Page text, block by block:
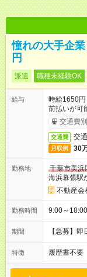
憧れの大手企
円
派遣 職種未経験OK
給与
時給1650
前払いが可
交通費
交通費 交
月収例 30
勤務地
千葉市美浜
海浜幕張駅
不動産会
勤務時間 9:00～
期間 【急募】
特徴 履歴書不要